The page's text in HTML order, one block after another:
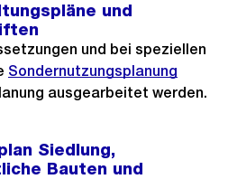
und
und bei speziellen
Sondernutzungsplanung
ausgearbeitet werden.
Siedlung,
Bauten und